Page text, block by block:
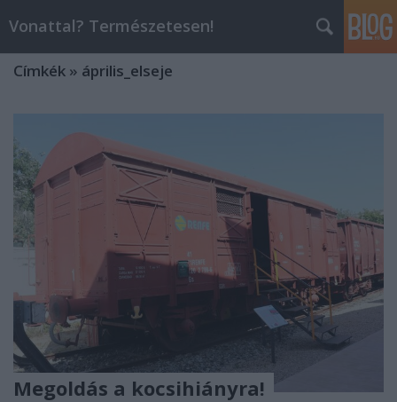
Vonattal? Természetesen!
Címkék » április_elseje
Megoldás a kocsihiányra!